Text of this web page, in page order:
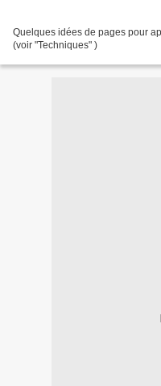
Quelques idées de pages pour
(voir "Techniques" )